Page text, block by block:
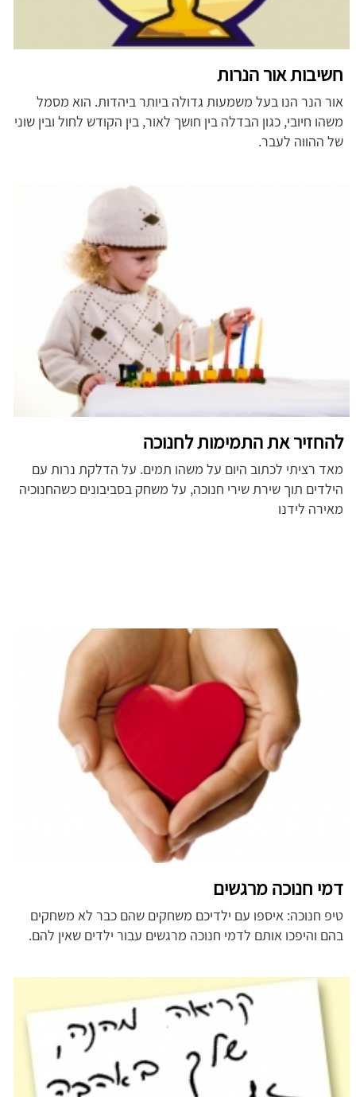
חשיבות אור הנרות
אור הנר הנו בעל משמעות גדולה ביותר ביהדות. הוא מסמל
משהו חיובי, כגון הבדלה בין חושך לאור, בין הקודש לחול ובין שוני
של ההווה לעבר.
להחזיר את התמימות לחנוכה
מאד רציתי לכתוב היום על משהו תמים. על הדלקת נרות עם
הילדים תוך שירת שירי חנוכה, על משחק בסביבונים כשהחנוכיה
מאירה לידנו
דמי חנוכה מרגשים
טיפ חנוכה: איספו עם ילדיכם משחקים שהם כבר לא משחקים
בהם והיפכו אותם לדמי חנוכה מרגשים עבור ילדים שאין להם.